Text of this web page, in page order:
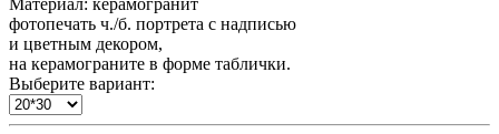
Материал: керамогранит
фотопечать ч./б. портрета с надписью
и цветным декором,
на керамограните в форме таблички.
Выберите вариант: